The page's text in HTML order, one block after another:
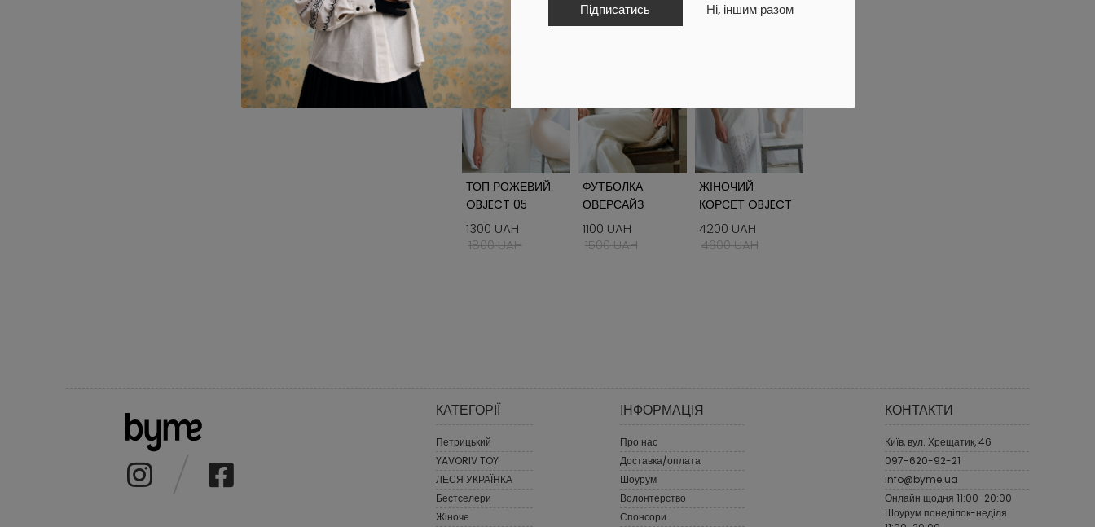
Підписатись Ні, іншим разом
ТОП РОЖЕВИЙ
OBJECT 05
1300 UAH
1800 UAH
ФУТБОЛКА
ОВЕРСАЙЗ
OBJECT 04
1100 UAH
1500 UAH
ЖІНОЧИЙ
КОРСЕТ OBJECT
01
4200 UAH
4600 UAH
КАТЕГОРІЇ
Петрицький
YAVORIV TOY
ЛЕСЯ УКРАЇНКА
Бестселери
Жіноче
ІНФОРМАЦІЯ
Про нас
Доставка/оплата
Шоурум
Волонтерство
Спонсори
КОНТАКТИ
Київ, вул. Хрещатик, 46
097-620-92-21
info@byme.ua
Онлайн щодня 11:00-20:00
Шоурум понеділок-неділя